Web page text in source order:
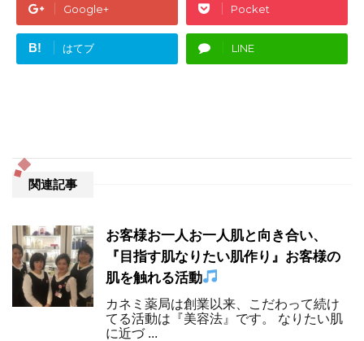
Google+ Pocket
B! はてブ LINE
関連記事
お客様お一人お一人肌と向き合い、
『目指す肌なりたい肌作り』お客様の
肌を触れる活動
カネミ薬局は創業以来、こだわって続け
てる活動は『美容法』です。 なりたい肌
に近づ ...